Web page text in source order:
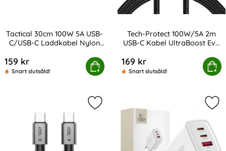
Tactical 30cm 100W 5A USB-
C/USB-C Laddkabel Nylon
159 kr
Snart slutsåld!
Köp
30cm 100W 5A USB-C/USB-C Laddkabel Nylon Grå
Tech-Protect 100W/5A 2m
USB-C Kabel UltraBoost Evo
169 kr
Snart slutsåld!
Köp
Tech-Protect 100W/5A 2m USB-C
Markera tech-Protect 3m 100W/3A